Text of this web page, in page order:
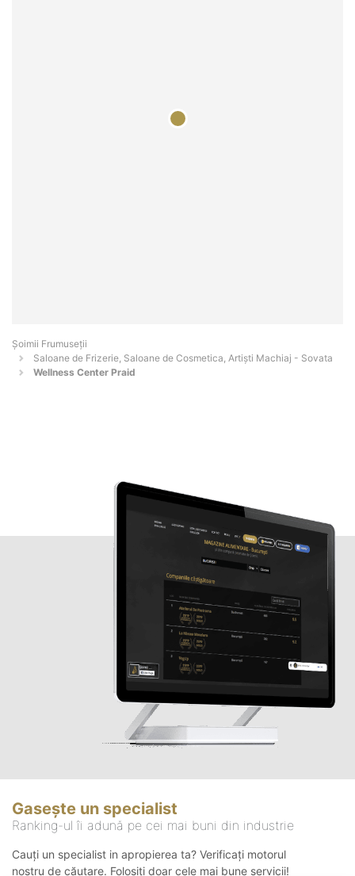
Șoimii Frumuseții
Saloane de Frizerie, Saloane de Cosmetica, Artiști Machiaj - Sovata
Wellness Center Praid
Gasește un specialist
Ranking-ul îi adună pe cei mai buni din industrie
Cauți un specialist in apropierea ta? Verificați motorul
nostru de căutare. Folosiți doar cele mai bune servicii!